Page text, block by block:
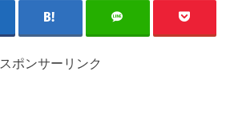
スポンサーリンク